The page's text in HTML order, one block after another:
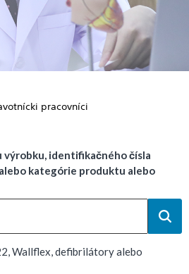
pracovníci
identifikačného čísla
kategórie produktu alebo
Wallflex, defibrilátory alebo